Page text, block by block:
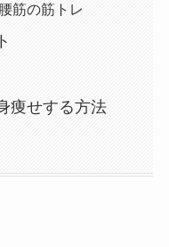
筋の筋トレ
痩せする方法